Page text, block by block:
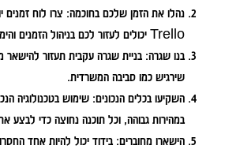
נהלו את הזמן שלכם בחוכמה:
Trello יכולים לעזור לכם בניהול הזמנים והימנעות מהסחות דעת.
בנו שגרה: בניית שגרה עקבית תעזור להישאר
שירגיש כמו סביבה המשרדית.
השקיעו בכלים הנכונים: שימוש בטכנולוגיה
במהירות גבוהה, וכל תוכנה נחוצה כדי לבצע
הישארו מחוברים: בידוד יכול להיות אחד